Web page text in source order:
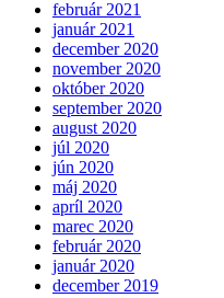
február 2021
január 2021
december 2020
november 2020
október 2020
september 2020
august 2020
júl 2020
jún 2020
máj 2020
apríl 2020
marec 2020
február 2020
január 2020
december 2019